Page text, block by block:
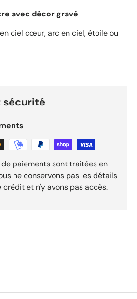
avec décor gravé
ciel cœur, arc en ciel, étoile ou
sécurité
paiements sont traitées en
ne conservons pas les détails
et n'y avons pas accès.